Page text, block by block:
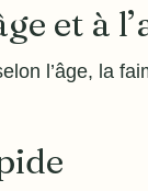
et à
l’âge, la